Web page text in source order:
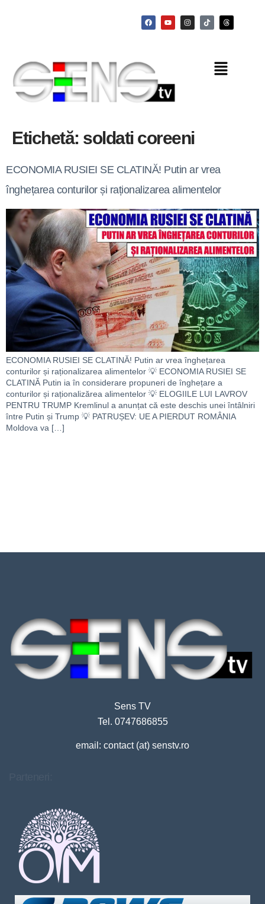
Etichetă: soldati coreeni
ECONOMIA RUSIEI SE CLATINĂ! Putin ar vrea
înghețarea conturilor și raționalizarea alimentelor
ECONOMIA RUSIEI SE CLATINĂ! Putin ar vrea înghețarea
conturilor și raționalizarea alimentelor 💡 ECONOMIA RUSIEI SE
CLATINĂ Putin ia în considerare propuneri de înghețare a
conturilor și raționalizărea alimentelor 💡 ELOGIILE LUI LAVROV
PENTRU TRUMP Kremlinul a anunțat că este deschis unei întâlniri
între Putin și Trump 💡 PATRUȘEV: UE A PIERDUT ROMÂNIA
Moldova va […]
Sens TV
Tel. 0747686855
email: contact (at) senstv.ro